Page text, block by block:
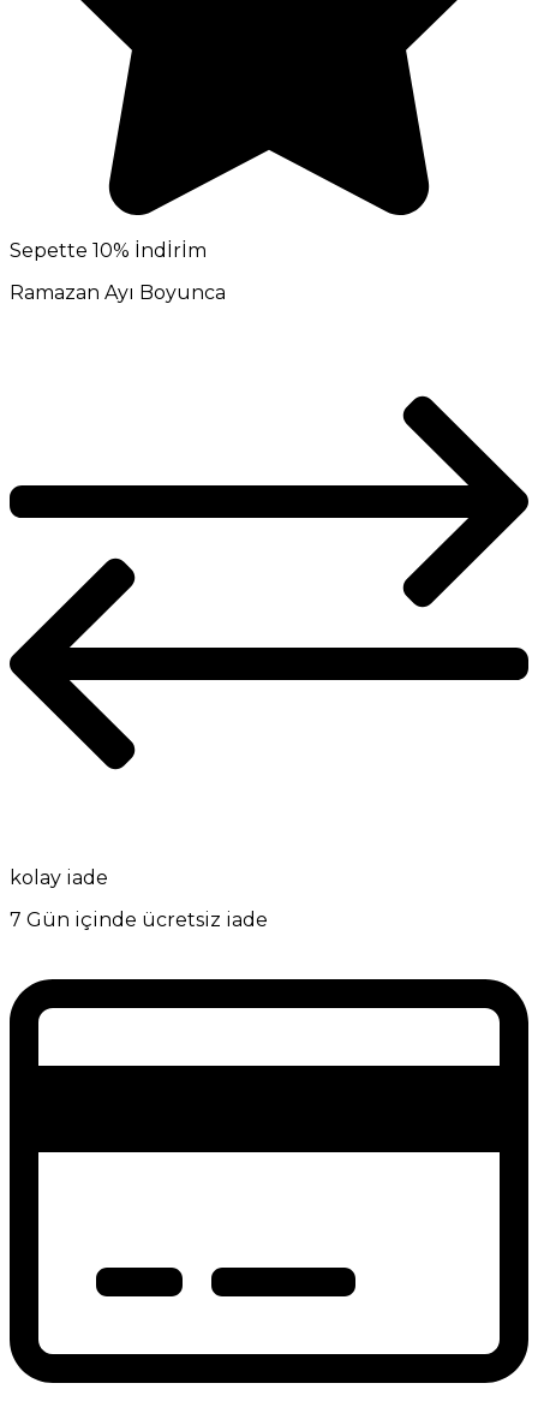
Sepette 10% İndİrİm
Ramazan Ayı Boyunca
kolay iade
7 Gün içinde ücretsiz iade